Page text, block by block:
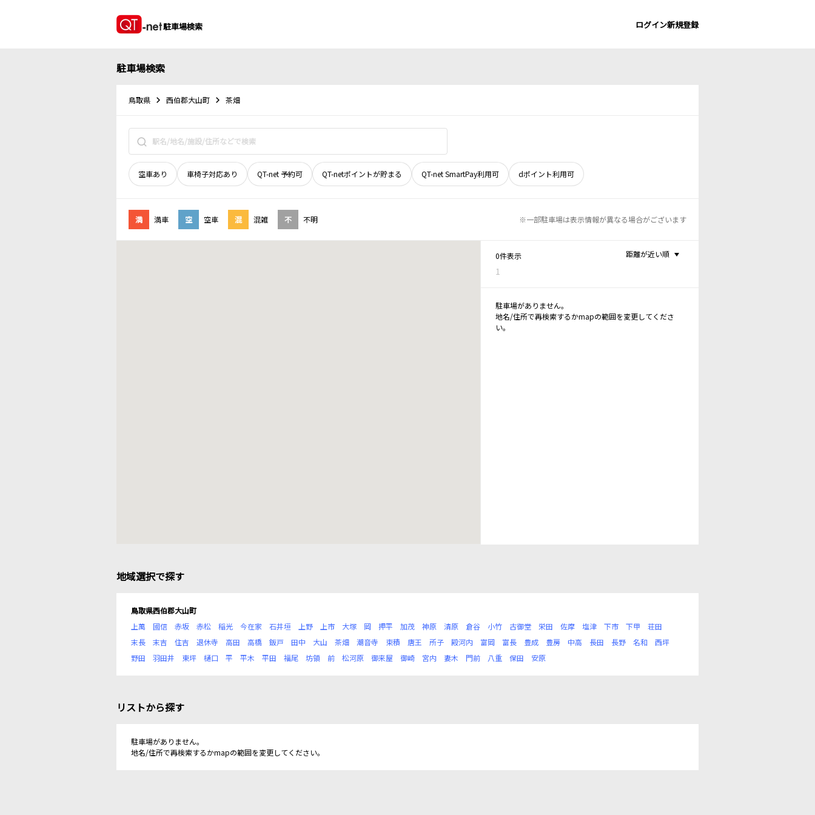
駐車場検索 ログイン新規登録
駐車場検索
鳥取県 西伯郡大山町 茶畑
空車あり 車椅子対応あり QT-net 予約可 QT-netポイントが貯まる QT-net SmartPay利用可 dポイント利用可
満 満車 空 空車 混 混雑 不 不明 ※一部駐車場は表示情報が異なる場合がございます
0件表示
1
距離が近い順
駐車場がありません。
地名/住所で再検索するかmapの範囲を変更してくださ
い。
地域選択で探す
鳥取県西伯郡大山町
上萬
國信 赤坂 赤松 稲光 今在家 石井垣 上野 上市 大塚 岡 押平 加茂 神原 清原 倉谷 小竹 古御堂 栄田 佐摩 塩津 下市 下甲
荘田
末長
末吉 住吉 退休寺 高田 高橋 鈑戸 田中 大山 茶畑 潮音寺 束積 唐王 所子 殿河内 富岡 富長 豊成 豊房 中高 長田 長野 名和
西坪
野田
羽田井 東坪 樋口 平 平木 平田 福尾 坊領 前 松河原 御来屋 御崎 宮内 妻木 門前 八重 保田 安原
リストから探す
駐車場がありません。
地名/住所で再検索するかmapの範囲を変更してください。